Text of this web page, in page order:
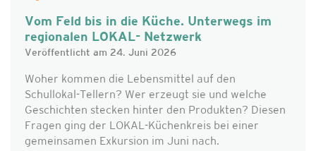
Vom Feld bis in die Küche. Unterwegs im
regionalen LOKAL- Netzwerk
Veröffentlicht am 24. Juni 2026
Woher kommen die Lebensmittel auf den
Schullokal-Tellern? Wer erzeugt sie und welche
Geschichten stecken hinter den Produkten? Diesen
Fragen ging der LOKAL-Küchenkreis bei einer
gemeinsamen Exkursion im Juni nach.